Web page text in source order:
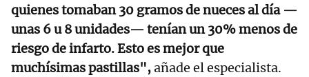
quienes tomaban 30 gramos de nueces al día —
unas 6 u 8 unidades— tenían un 30% menos de
riesgo de infarto. Esto es mejor que
muchísimas pastillas",añade el especialista.